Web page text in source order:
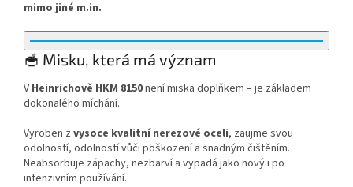
mimo jiné m.in.
🥣 Misku, která má význam
V Heinrichově HKM 8150není miska doplňkem – je základem
dokonalého míchání.
Vyroben z vysoce kvalitní nerezové oceli, zaujme svou
odolností, odolností vůči poškození a snadným čištěním.
Neabsorbuje zápachy, nezbarví a vypadá jako nový i po
intenzivním používání.